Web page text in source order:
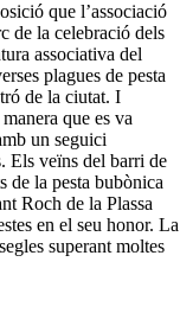
que l’associació
de la celebració dels
associativa del
plagues de pesta
de la ciutat. I
que es va
un seguici
Els veïns del barri de
de la pesta bubònica
Roch de la Plassa
en el seu honor. La
superant moltes